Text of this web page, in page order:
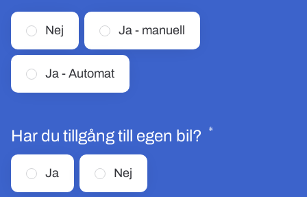
Nej Ja - manuell
Ja - Automat
Har du tillgång till egen bil? *Obligatoriskt
Ja Nej